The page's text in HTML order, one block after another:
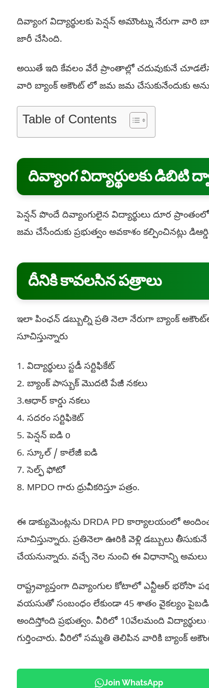
దివ్యాంగ విద్యార్థులకు పెన్షన్ అమౌంట్ను నేరుగా
జారీ చేసింది.
అయితే ఇది కేవలం వేరే ప్రాంతాల్లో చదువుకునే
వారి బ్యాంక్ అకౌంట్ లో జమ జమ చేసుకునేందుకు
Table of Contents
దివ్యాంగ విద్యార్థులకు డిబిటి
పెన్షన్ పొందే దివ్యాంగులైన విద్యార్థులు దూర
జమ చేసేందుకు ప్రభుత్వం అవకాశం కల్పించినట్లు
దీనికి కావలసిన పత్రాలు
ఇలా పింఛన్ డబ్బుల్ని ప్రతి నెలా నేరుగా బ్యాంక్
సూచిస్తున్నారు
1. విద్యార్థులు స్టడీ సర్టిఫికేట్
2. బ్యాంక్ పాస్బుక్ మొదటి పేజీ నకలు
3.ఆధార్ కార్డు నకలు
4. సదరం సర్టిఫికెట్
5. పెన్షన్ ఐడి o
6. స్కూల్ / కాలేజీ ఐడి
7. సెల్ఫ్ ఫోటో
8. MPDO గారు ధ్రువీకరిస్తూ పత్రం.
ఈ డాక్యుమెంట్లను DRDA PD కార్యాలయంలో
సూచిస్తున్నారు. ప్రతినెలా ఊరికి వెళ్లి డబ్బులు
చేయనున్నారు. వచ్చే నెల నుంచి ఈ విధానాన్ని
రాష్ట్రవ్యాప్తంగా దివ్యాంగుల కోటాలో ఎన్టీఆర్‌ భరోసా
వయసుతో సంబంధం లేకుండా 45 శాతం వైకల్యం
అందిస్తోంది ప్రభుత్వం. వీరిలో 10వేలమంది విద్యార్థులు
గుర్తించారు. వీరిలో సమ్మతి తెలిపిన వారికి బ్యాంక్
Join WhatsApp